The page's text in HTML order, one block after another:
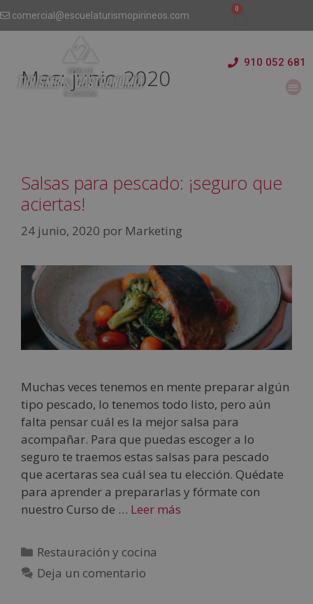
comercial@escuelaturismopirineos.com
910 052 681
Mes:junio 2020
Salsas para pescado: ¡seguro que
aciertas!
24 junio, 2020 por Marketing
Muchas veces tenemos en mente preparar algún
tipo pescado, lo tenemos todo listo, pero aún
falta pensar cuál es la mejor salsa para
acompañar. Para que puedas escoger a lo
seguro te traemos estas salsas para pescado
que acertaras sea cuál sea tu elección. Quédate
para aprender a prepararlas y fórmate con
nuestro Curso de … Leer más
Restauración y cocina
Deja un comentario